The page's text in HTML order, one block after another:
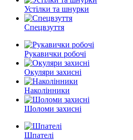
Устілки та шнурки
Спецвзуття
Рукавички робочі
Окуляри захисні
Наколінники
Шоломи захисні
Шпателі